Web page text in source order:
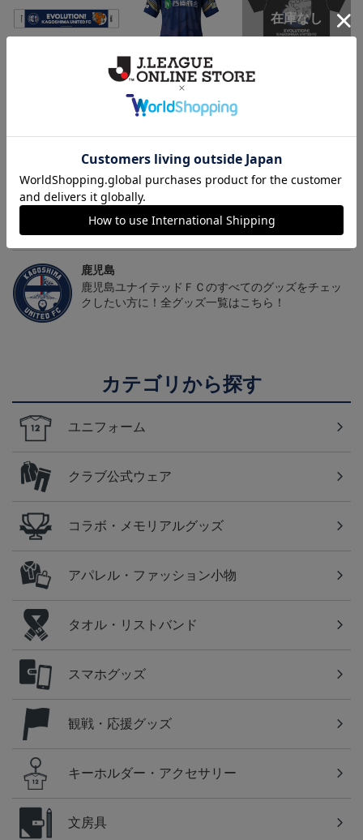
26/27オーセンティックユ
ニフォーム（FP1st）
13,200円～17,600円
鹿児島
躍動感あふれる「ゆないくー」など、多彩なデザイ
ンのキーホルダーはこちらから
鹿児島
鹿児島ユナイテッドＦＣのすべてのグッズをチェッ
クしたい方に！全グッズ一覧はこちら！
カテゴリから探す
ユニフォーム
クラブ公式ウェア
コラボ・メモリアルグッズ
アパレル・ファッション小物
タオル・リストバンド
スマホグッズ
観戦・応援グッズ
キーホルダー・アクセサリー
文房具